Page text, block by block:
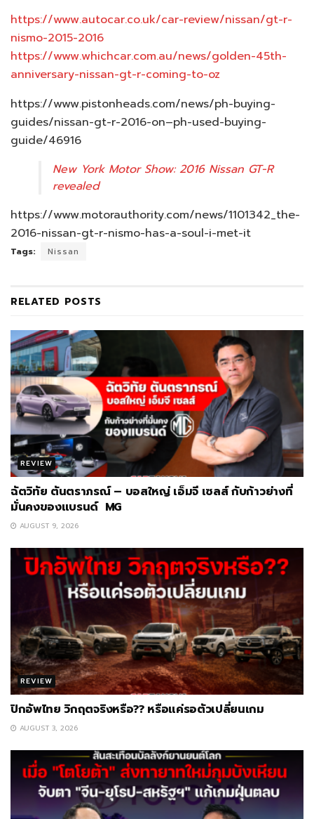
https://www.autocar.co.uk/car-review/nissan/gt-r-
nismo-2015-2016
https://www.whichcar.com.au/news/golden-45th-
anniversary-nissan-gt-r-coming-to-oz
https://www.pistonheads.com/news/ph-buying-
guides/nissan-gt-r-2016-on–ph-used-buying-
guide/46916
New York Motor Show: 2016 Nissan GT-R
revealed
https://www.motorauthority.com/news/1101342_the-
2016-nissan-gt-r-nismo-has-a-soul-i-met-it
Tags: Nissan
RELATED POSTS
REVIEW
ฉัตวิทัย ตันตราภรณ์ – บอสใหญ่ เอ็มจี เซลส์ กับก้าวย่างที่
มั่นคงของแบรนด์ MG
AUGUST 9, 2026
REVIEW
ปิกอัพไทย วิกฤตจริงหรือ?? หรือแค่รอตัวเปลี่ยนเกม
AUGUST 3, 2026